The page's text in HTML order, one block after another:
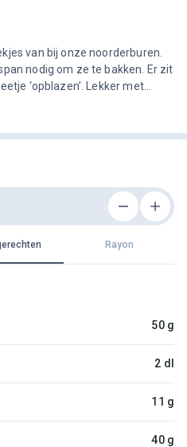
van bij onze noorderburen.
nodig om ze te bakken. Er zit
‘opblazen’. Lekker met
Rayon
50 g
2 dl
11 g
40 g